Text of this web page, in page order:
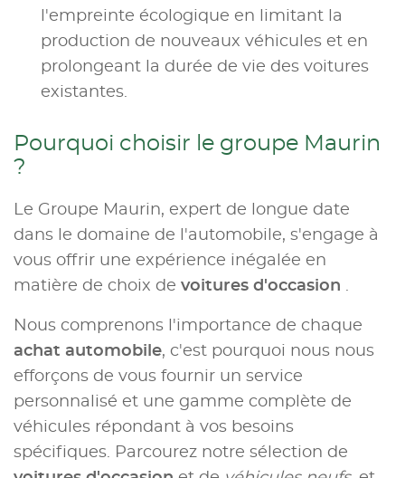
l'empreinte écologique en limitant la
production de nouveaux véhicules et en
prolongeant la durée de vie des voitures
existantes.
Pourquoi choisir le groupe Maurin
?
Le Groupe Maurin, expert de longue date
dans le domaine de l'automobile, s'engage à
vous offrir une expérience inégalée en
matière de choix de voitures d'occasion .
Nous comprenons l'importance de chaque
achat automobile, c'est pourquoi nous nous
efforçons de vous fournir un service
personnalisé et une gamme complète de
véhicules répondant à vos besoins
spécifiques. Parcourez notre sélection de